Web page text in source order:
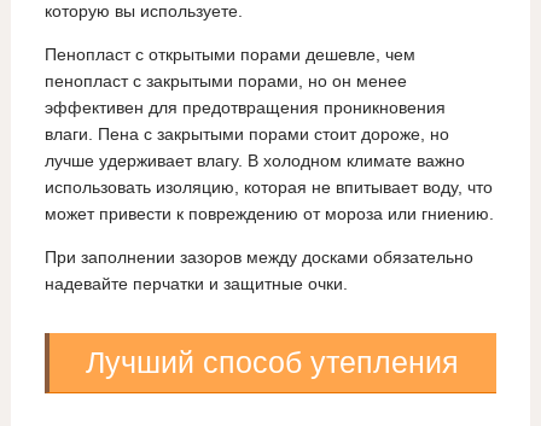
которую вы используете.
Пенопласт с открытыми порами дешевле, чем
пенопласт с закрытыми порами, но он менее
эффективен для предотвращения проникновения
влаги. Пена с закрытыми порами стоит дороже, но
лучше удерживает влагу. В холодном климате важно
использовать изоляцию, которая не впитывает воду, что
может привести к повреждению от мороза или гниению.
При заполнении зазоров между досками обязательно
надевайте перчатки и защитные очки.
Лучший способ утепления